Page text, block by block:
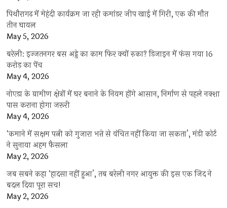
पिथौरागढ़ में मेहंदी कार्यक्रम जा रही कमांडर जीप खाई में गिरी, एक की मौत
तीन घायल
May 5, 2026
बरेली: इज्जतनगर बस अड्डे का काम फिर क्यों रुका? डिजाइन में फंस गया 16
करोड़ का पेंच
May 4, 2026
नोएडा के ग्रामीण क्षेत्रों में घर बनाने के नियम होंगे आसान, निर्माण से पहले नक्शा
पास कराना होगा जरूरी
May 4, 2026
‘कमाने में सक्षम पत्नी को गुजारा भत्ते से वंचित नहीं किया जा सकता’, मंडी कोर्ट
ने सुनाया अहम फैसला
May 2, 2026
जब सबने कहा ‘हादसा नहीं हुआ’, तब बरेली नगर आयुक्त की इस एक जिद ने
बदल दिया पूरा सच!
May 2, 2026